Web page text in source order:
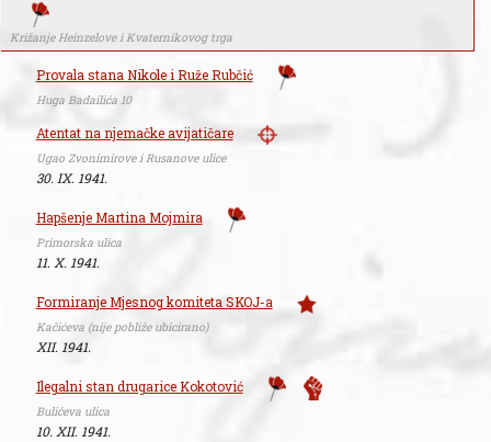
Križanje Heinzelove i Kvaternikovog trga
Provala stana Nikole i Ruže Rubčić
Huga Badailića 10
Atentat na njemačke avijatičare
Ugao Zvonimirove i Rusanove ulice
30. IX. 1941.
Hapšenje Martina Mojmira
Primorska ulica
11. X. 1941.
Formiranje Mjesnog komiteta SKOJ-a
Kačićeva (nije pobliže ubicirano)
XII. 1941.
Ilegalni stan drugarice Kokotović
Bulićeva ulica
10. XII. 1941.